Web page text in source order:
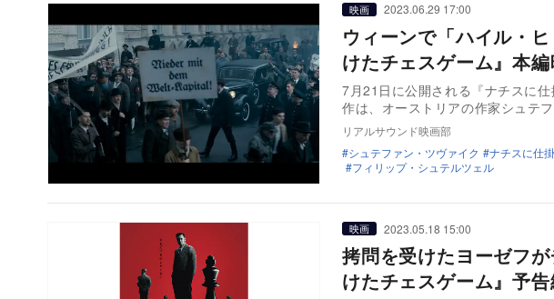
映画 2023.06.29 17:00
ウィーンで「ハイル・
けたチェスゲーム』本
7月21日に公開される『ナチスに
作は、オーストリアの作家シュテ
リアルサウンド映画部
シュテファン・ツヴァイク
ナチスに仕
フィリップ・シュテルツェル
映画 2023.05.18 15:00
拷問を受けたヨーゼフ
けたチェスゲーム』予